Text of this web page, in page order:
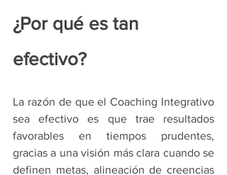
¿Por qué es tan
efectivo?
La razón de que el Coaching Integrativo
sea efectivo es que trae resultados
favorables en tiempos prudentes,
gracias a una visión más clara cuando se
definen metas, alineación de creencias